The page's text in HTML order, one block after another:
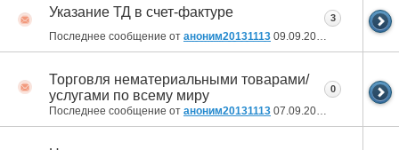
Указание ТД в счет-фактуре
Последнее сообщение от аноним20131113 09.09.2013
3
Торговля нематериальными товарами/
услугами по всему миру
Последнее сообщение от аноним20131113 07.09.2013
0